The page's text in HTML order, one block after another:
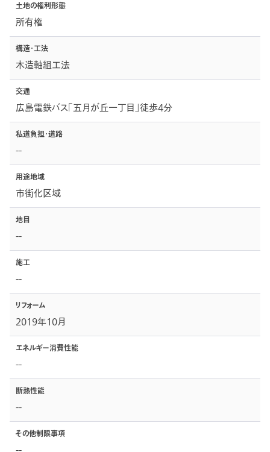
土地の権利形態
所有権
構造・工法
木造軸組工法
交通
広島電鉄バス「五月が丘一丁目」徒歩4分
私道負担・道路
--
用途地域
市街化区域
地目
--
施工
--
リフォーム
2019年10月
エネルギー消費性能
--
断熱性能
--
その他制限事項